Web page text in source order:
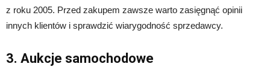
z roku 2005. Przed zakupem zawsze warto zasięgnąć opinii
innych klientów i sprawdzić wiarygodność sprzedawcy.
3. Aukcje samochodowe